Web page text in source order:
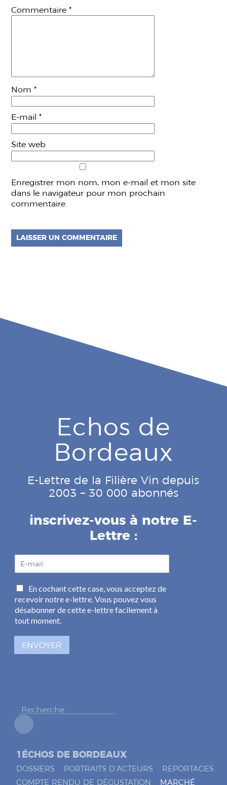
Commentaire*
Nom*
E-mail*
Site web
Enregistrer mon nom, mon e-mail et mon site
dans le navigateur pour mon prochain
commentaire.
Echos de
Bordeaux
E-Lettre de la Filière Vin depuis
2003 – 30 000 abonnés
inscrivez-vous à notre E-
Lettre :
a
i
l
*
C
a
s
e
à
En cochant cette case, vous acceptez de
recevoir notre e-lettre. Vous pouvez vous
désabonner de cette e-lettre facilement à
tout moment.
ENVOYER
1ÉCHOS DE BORDEAUX
DOSSIERS PORTRAITS D’ACTEURS
REPORTAGES
COMPTE RENDU DE DÉGUSTATION
MARCHÉ